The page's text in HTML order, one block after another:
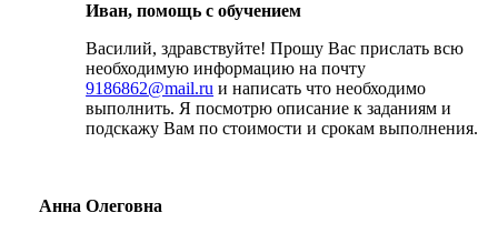
Иван, помощь с обучением
Василий, здравствуйте! Прошу Вас прислать всю
необходимую информацию на почту
9186862@mail.ru и написать что необходимо
выполнить. Я посмотрю описание к заданиям и
подскажу Вам по стоимости и срокам выполнения.
Анна Олеговна